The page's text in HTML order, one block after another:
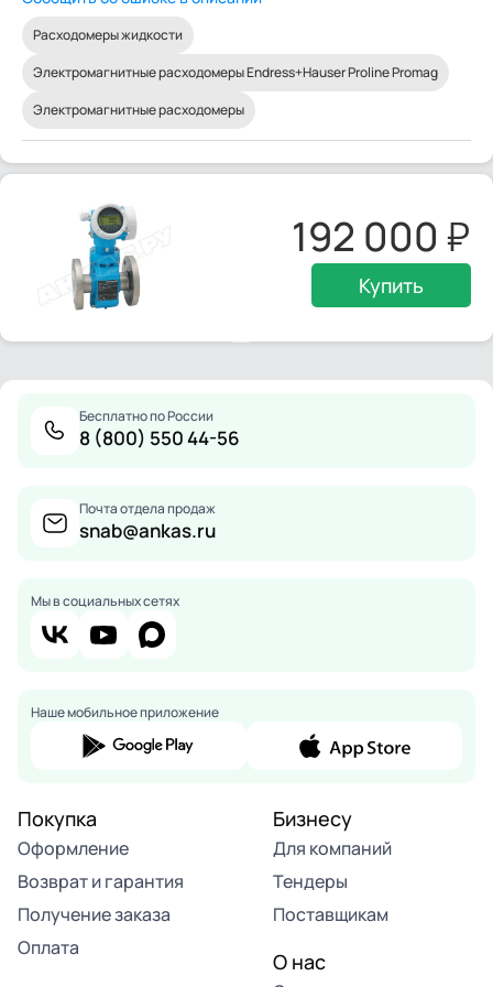
Расходомеры жидкости
Электромагнитные расходомеры Endress+Hauser Proline Promag
Электромагнитные расходомеры
192 000
Купить
Бесплатно по России
8 (800) 550 44-56
Почта отдела продаж
snab@ankas.ru
Мы в социальных сетях
Наше мобильное приложение
Покупка
Оформление
Возврат и гарантия
Получение заказа
Оплата
Бизнесу
Для компаний
Тендеры
Поставщикам
О нас